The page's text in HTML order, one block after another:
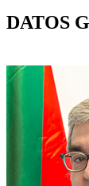
DATOS